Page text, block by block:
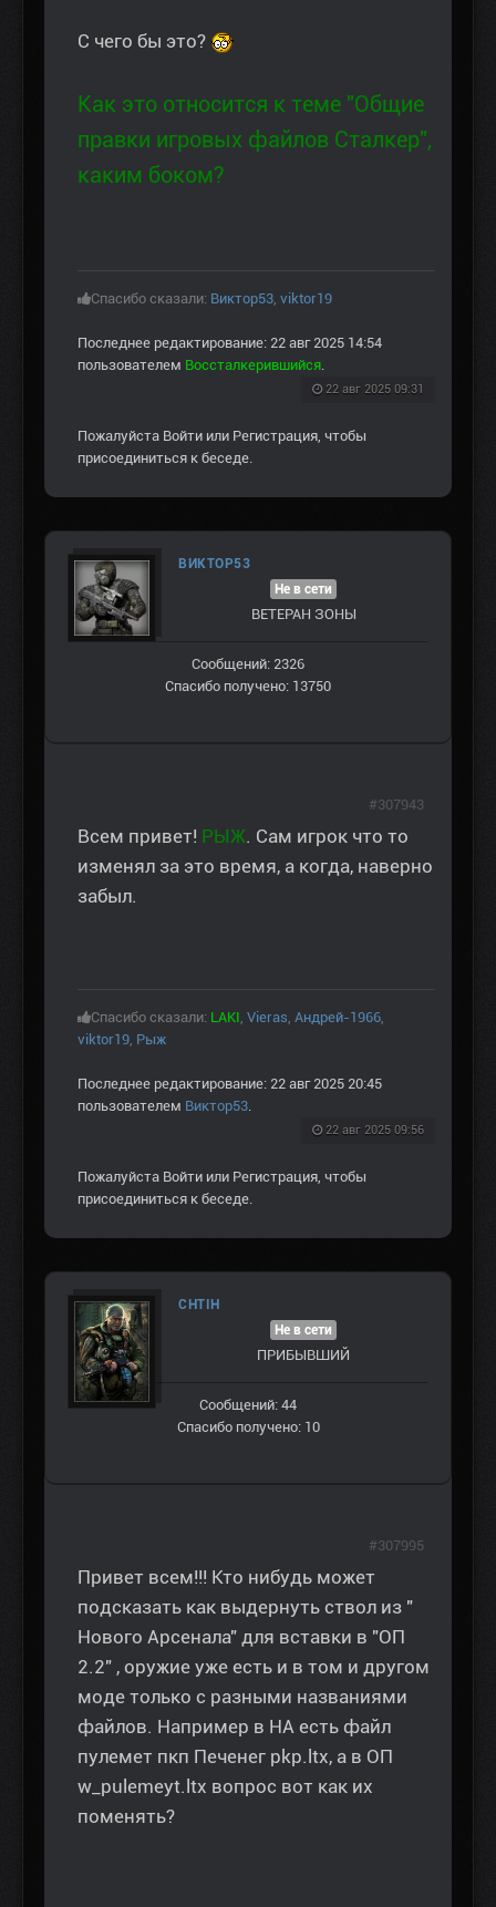
С чего бы это?
Как это относится к теме "Общие
правки игровых файлов Сталкер",
каким боком?
Спасибо сказали: Виктор53, viktor19
Последнее редактирование: 22 авг 2025 14:54
пользователем Воссталкерившийся.
22 авг 2025 09:31
Пожалуйста Войти или Регистрация, чтобы
присоединиться к беседе.
ВИКТОР53
Не в сети
ВЕТЕРАН ЗOНЫ
Сообщений: 2326
Спасибо получено: 13750
Всем привет! РЫЖ. Сам игрок что то
изменял за это время, а когда, наверно
забыл.
Спасибо сказали: LAKI, Vieras, Андрей-1966,
viktor19, Рыж
Последнее редактирование: 22 авг 2025 20:45
пользователем Виктор53.
22 авг 2025 09:56
#307943
Пожалуйста Войти или Регистрация, чтобы
присоединиться к беседе.
CHTIH
Не в сети
ПРИБЫВШИЙ
Сообщений: 44
Спасибо получено: 10
Привет всем!!! Кто нибудь может
подсказать как выдернуть ствол из "
Нового Арсенала" для вставки в "ОП
2.2" , оружие уже есть и в том и другом
моде только с разными названиями
файлов. Например в НА есть файл
пулемет пкп Печенег pkp.ltx, а в ОП
w_pulemeyt.ltx вопрос вот как их
поменять?
#307995